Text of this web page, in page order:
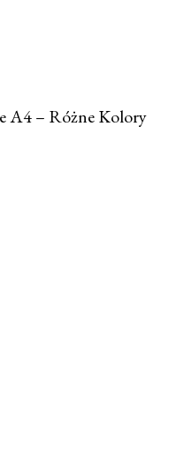
A4 – Różne Kolory